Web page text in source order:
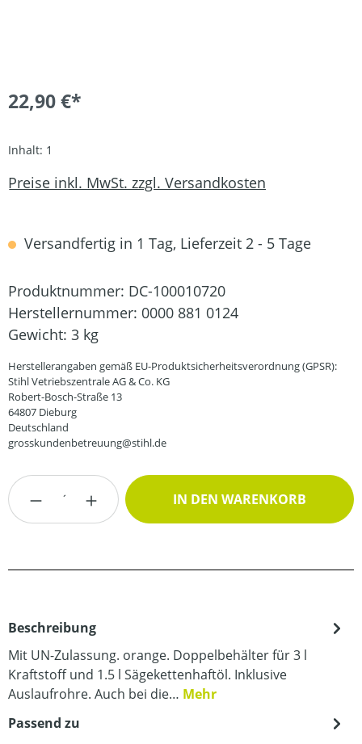
22,90 €*
Inhalt: 1
Preise inkl. MwSt. zzgl. Versandkosten
Versandfertig in 1 Tag, Lieferzeit 2 - 5 Tage
Produktnummer: DC-100010720
Herstellernummer: 0000 881 0124
Gewicht: 3 kg
Herstellerangaben gemäß EU-Produktsicherheitsverordnung (GPSR):
Stihl Vetriebszentrale AG & Co. KG
Robert-Bosch-Straße 13
64807 Dieburg
Deutschland
grosskundenbetreuung@stihl.de
Produkt Anzahl: Gib den gewünschten
IN DEN WARENKORB
Beschreibung
Mit UN-Zulassung. orange. Doppelbehälter für 3 l
Kraftstoff und 1.5 l Sägekettenhaftöl. Inklusive
Auslaufrohre. Auch bei die… Mehr
Passend zu